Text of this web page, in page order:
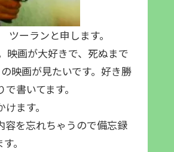
ーランと申します。
映画が大好きで、死ぬまで
映画が見たいです。好き勝
書いてます。
ます。
容を忘れちゃうので備忘録
。